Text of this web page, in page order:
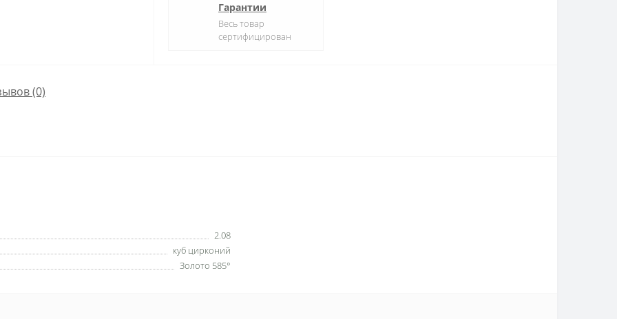
Гарантии
Весь товар
сертифицирован
(0)
2.08
куб цирконий
Золото 585°